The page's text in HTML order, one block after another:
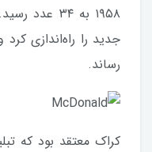
رساند.
کراک معتقد بود که